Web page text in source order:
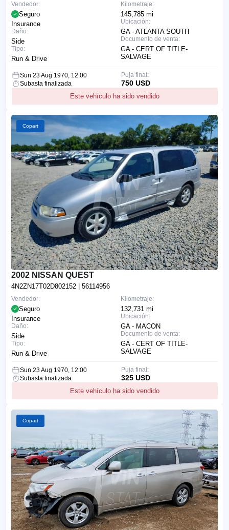
Kilometraje:
145,785 mi
Ubicación:
GA - ATLANTA SOUTH
Documento de venta:
GA - CERT OF TITLE-
SALVAGE
Vendedor:
Seguro
Insurance
Daño:
Side
Tipo:
Run & Drive
Sun 23 Aug 1970, 12:00
Subasta finalizada
Este vehículo ha sido vendido
Puja final:
750 USD
Copart
2002 NISSAN QUEST
4N2ZN17T02D802152 | 56114956
Kilometraje:
132,731 mi
Ubicación:
GA - MACON
Documento de venta:
GA - CERT OF TITLE-
SALVAGE
Vendedor:
Seguro
Insurance
Daño:
Side
Tipo:
Run & Drive
Sun 23 Aug 1970, 12:00
Subasta finalizada
Este vehículo ha sido vendido
Puja final:
325 USD
Copart